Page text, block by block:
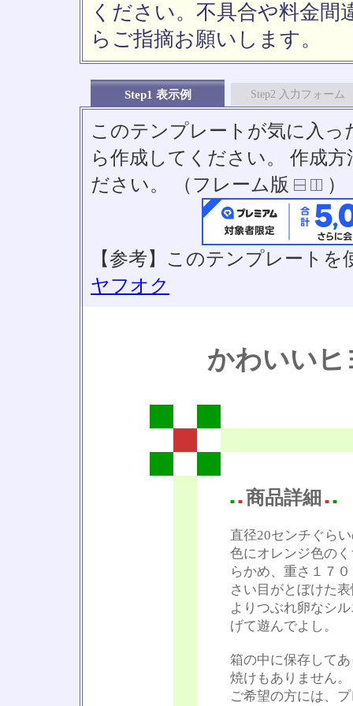
ください。不具合や料金間
らご指摘お願いします。
Step1 表示例 Step2 入力フォーム
このテンプレートが気に入っ
ら作成してください。 作成
ださい。 （フレーム版
）
【参考】このテンプレート
ヤフオク
かわいい
■ ■ 商品詳細 ■ ■
直径20センチぐら
色にオレンジ色の
らかめ、重さ１７
さい目がとぼけた
よりつぶれ卵なシ
げて遊んでよし。
箱の中に保存して
焼けもありません。
ご希望の方には、